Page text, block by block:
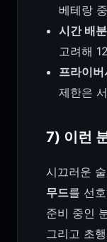
베테랑
시간 배분
고려해
프라이
제한은
7) 이런
시끄러운
무드를 선
준비 중인
그리고 초